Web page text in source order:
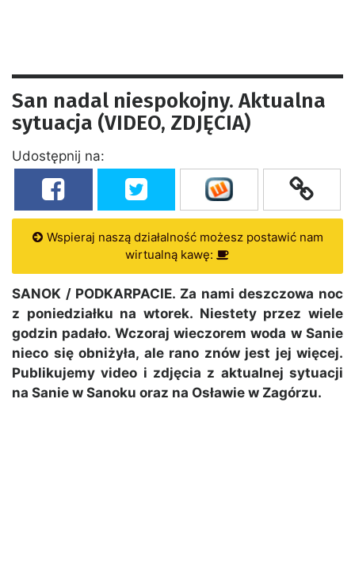
San nadal niespokojny. Aktualna
sytuacja (VIDEO, ZDJĘCIA)
Udostępnij na:
Wspieraj naszą działalność możesz postawić nam
wirtualną kawę:
SANOK / PODKARPACIE. Za nami deszczowa noc
z poniedziałku na wtorek. Niestety przez wiele
godzin padało. Wczoraj wieczorem woda w Sanie
nieco się obniżyła, ale rano znów jest jej więcej.
Publikujemy video i zdjęcia z aktualnej sytuacji
na Sanie w Sanoku oraz na Osławie w Zagórzu.